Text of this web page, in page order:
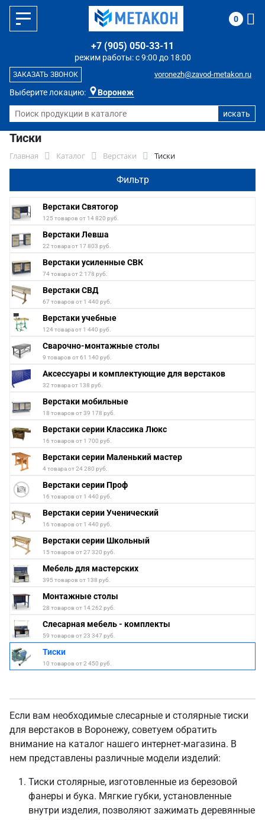
Выберите локацию: Воронеж
режим работы: с 9:00 до 18:00
+7 (905) 050-33-11
voronezh@zavod-metakon.ru
ЗАКАЗАТЬ ЗВОНОК
0
Тиски
Главная Каталог Верстаки Тиски
Фильтр
Верстаки Святогор
125 товаров от 14 820 руб.
Верстаки Левша
22 товара от 17 803 руб.
Верстаки усиленные СВК
74 товара от 2 178 руб.
Верстаки СВД
67 товаров от 1 440 руб.
Верстаки учебные
124 товара от 1 440 руб.
Сварочно-монтажные столы
9 товаров от 61 140 руб.
Аксессуары и комплектующие для верстаков
32 товара от 138 руб.
Верстаки мобильные
18 товаров от 39 178 руб.
Верстаки серии Классика Люкс
16 товаров от 1 700 руб.
Верстаки серии Маленький мастер
4 товара от 24 280 руб.
Верстаки серии Проф
16 товаров от 1 440 руб.
Верстаки серии Ученический
16 товаров от 1 440 руб.
Верстаки серии Школьный
15 товаров от 27 320 руб.
Мебель для мастерских
395 товаров от 138 руб.
Монтажные столы
28 товаров от 14 262 руб.
Слесарная мебель - комплекты
59 товаров от 23 347 руб.
Тиски
10 товаров от 2 450 руб.
Если вам необходимые слесарные и столярные тиски
для верстаков в Воронежу, советуем обратить
внимание на каталог нашего интернет-магазина. В
нем представлены различные модели изделий:
Тиски столярные, изготовленные из березовой
фанеры и бука. Мягкие губки, установленные
внутри изделия, позволяют зажимать деревянные